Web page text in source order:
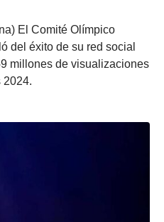
El Comité Olímpico
del éxito de su red social
millones de visualizaciones
2024.